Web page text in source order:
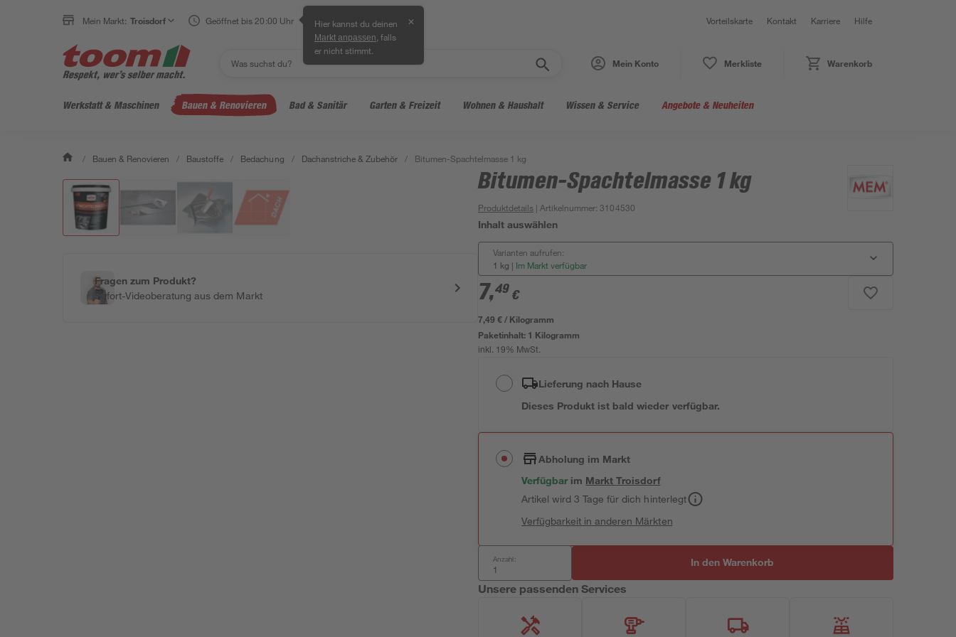
Mein Markt: Troisdorf Geöffnet bis 20:00 Uhr Hier kannst du deinen
Markt anpassen , falls
er nicht stimmt.
✕ Vorteilskarte Kontakt Karriere Hilfe
Mein Konto Merkliste Warenkorb
Werkstatt & Maschinen Bauen & Renovieren Bad & Sanitär Garten & Freizeit Wohnen & Haushalt Wissen & Service Angebote & Neuheiten
/ Bauen & Renovieren / Baustoffe / Bedachung / Dachanstriche & Zubehör / Bitumen-Spachtelmasse 1 kg
Fragen zum Produkt?
Sofort-Videoberatung aus dem Markt
Bitumen-Spachtelmasse 1 kg
Produktdetails | Artikelnummer:3104530
Inhalt auswählen
Varianten aufrufen:
1 kg | Im Markt verfügbar
7,49 €
7,49 € / Kilogramm
Paketinhalt: 1 Kilogramm
inkl. 19% MwSt.
Lieferung nach Hause
Dieses Produkt ist bald wieder verfügbar.
Abholung im Markt
Verfügbar im MarktTroisdorf
Artikel wird 3 Tage für dich hinterlegt
Verfügbarkeit in anderen Märkten
Anzahl: In den Warenkorb
Unsere passenden Services